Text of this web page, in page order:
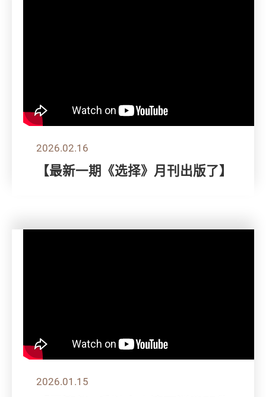
2026.02.16
【最新一期《选择》月刊出版了】
2026.01.15